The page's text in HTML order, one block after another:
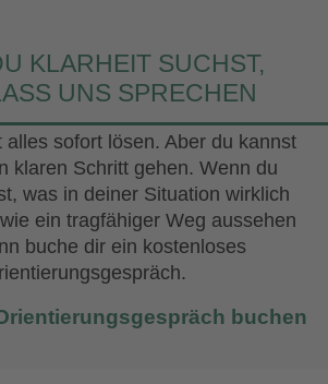
KLARHEIT SUCHST,
UNS SPRECHEN
alles sofort lösen. Aber du kannst
klaren Schritt gehen. Wenn du
was in deiner Situation wirklich
ein tragfähiger Weg aussehen
buche dir ein kostenloses
buchen